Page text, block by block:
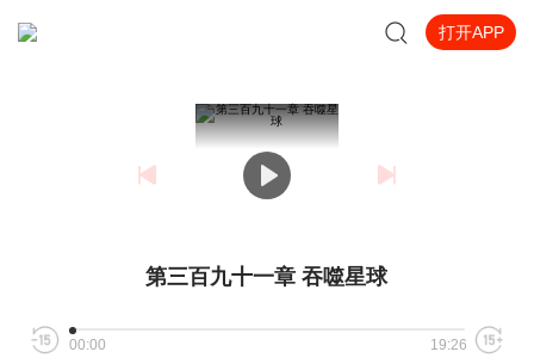
打开APP
第三百九十一章 吞噬星球
00:00 19:26